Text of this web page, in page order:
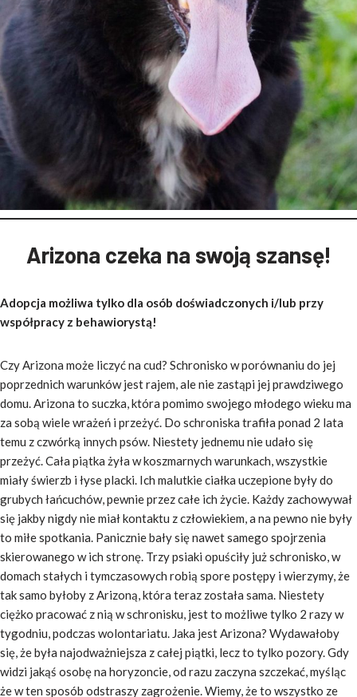
Arizona czeka na swoją szansę!
Adopcja możliwa tylko dla osób doświadczonych i/lub przy
współpracy z behawiorystą!
Czy Arizona może liczyć na cud? Schronisko w porównaniu do jej
poprzednich warunków jest rajem, ale nie zastąpi jej prawdziwego
domu. Arizona to suczka, która pomimo swojego młodego wieku ma
za sobą wiele wrażeń i przeżyć. Do schroniska trafiła ponad 2 lata
temu z czwórką innych psów. Niestety jednemu nie udało się
przeżyć. Cała piątka żyła w koszmarnych warunkach, wszystkie
miały świerzb i łyse placki. Ich malutkie ciałka uczepione były do
grubych łańcuchów, pewnie przez całe ich życie. Każdy zachowywał
się jakby nigdy nie miał kontaktu z człowiekiem, a na pewno nie były
to miłe spotkania. Panicznie bały się nawet samego spojrzenia
skierowanego w ich stronę. Trzy psiaki opuściły już schronisko, w
domach stałych i tymczasowych robią spore postępy i wierzymy, że
tak samo byłoby z Arizoną, która teraz została sama. Niestety
ciężko pracować z nią w schronisku, jest to możliwe tylko 2 razy w
tygodniu, podczas wolontariatu. Jaka jest Arizona? Wydawałoby
się, że była najodważniejsza z całej piątki, lecz to tylko pozory. Gdy
widzi jakąś osobę na horyzoncie, od razu zaczyna szczekać, myśląc
że w ten sposób odstraszy zagrożenie. Wiemy, że to wszystko ze